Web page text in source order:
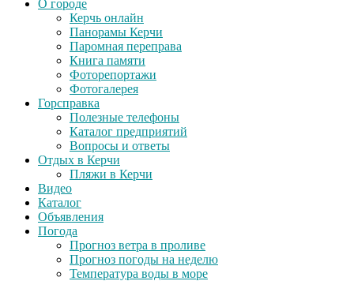
О городе
Керчь онлайн
Панорамы Керчи
Паромная переправа
Книга памяти
Фоторепортажи
Фотогалерея
Горсправка
Полезные телефоны
Каталог предприятий
Вопросы и ответы
Отдых в Керчи
Пляжи в Керчи
Видео
Каталог
Объявления
Погода
Прогноз ветра в проливе
Прогноз погоды на неделю
Температура воды в море